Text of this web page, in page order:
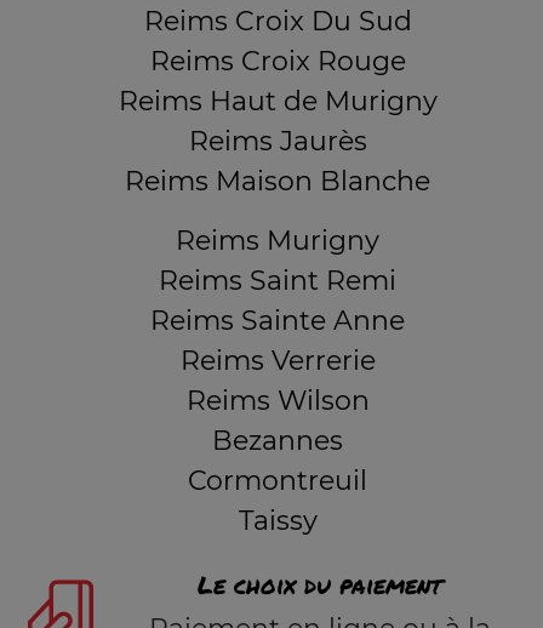
Reims Croix Du Sud
Reims Croix Rouge
Reims Haut de Murigny
Reims Jaurès
Reims Maison Blanche
Reims Murigny
Reims Saint Remi
Reims Sainte Anne
Reims Verrerie
Reims Wilson
Bezannes
Cormontreuil
Taissy
Le choix du paiement